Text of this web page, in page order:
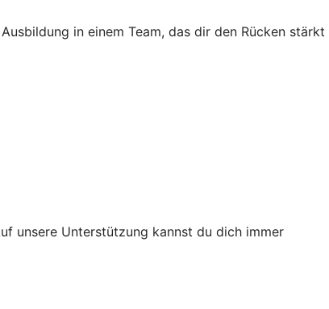
in einem Team, das dir den Rücken stärkt
unsere Unterstützung kannst du dich immer